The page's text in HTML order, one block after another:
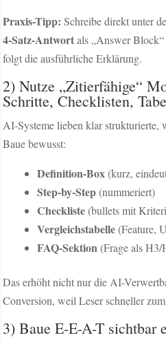
Praxis-Tipp: Schreibe direkt unter
4-Satz-Antwortals „Answer
folgt die ausführliche Erklärung.
2) Nutze „Zitierfähige“
Schritte, Checklisten,
AI-Systeme lieben klar strukturierte,
Baue bewusst:
Definition-Box(kurz,
Step-by-Step(nummeriert)
Checkliste(bullets mit
Vergleichstabelle(Feature,
FAQ-Sektion(Frage als H3/
Das erhöht nicht nur die AI-
Conversion, weil Leser schneller
3) Baue E-E-A-T sichtbar